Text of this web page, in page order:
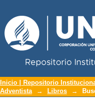
Buscar
Inicio | Repositorio
Adventista
→ Libros →